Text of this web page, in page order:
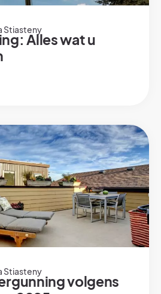
Stiasteny
Alles wat u
Stiasteny
volgens